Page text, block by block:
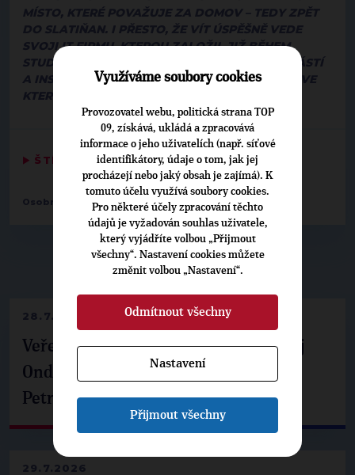
▶NEPŘEHLÉDNĚTE◀
28.7.2026
Veřejné finance, euro i školství. Matěj
Ondřej Havel jednal s prezidentem
Petrem Pavlem
29.7.2026
MÍSTO, KTERÉ POVAŽUJE ZA DOMOV – TEDY ZPĚT
DO SLATIŇAN. I PŘESTO, ŽE VÍT ÚSPĚŠNĚ VEDE
SVOJI IT FIRMU, KTEROU ZALOŽIL JIŽ BĚHEM
STUDIÍ, JE RODINNÝ ŽIVOT NEZBYTNOU SOUČÁSTÍ
A INSPIRACÍ V AKTIVNÍM BUDOVÁNÍ HODNOT, VE
KTERÉ SÁM PEVNĚ VĚŘÍ.
▶ ŠTÍTKY
Osobnosti: Vít Steklý
Využíváme soubory cookies
Provozovatel webu, politická strana TOP
09, získává, ukládá a zpracovává
informace o jeho uživatelích (např. síťové
identifikátory, údaje o tom, jak jej
procházejí nebo jaký obsah je zajímá). K
tomuto účelu využívá soubory cookies.
Pro některé účely zpracování těchto
údajů je vyžadován souhlas uživatele,
který vyjádříte volbou „Přijmout
všechny“. Nastavení cookies můžete
změnit volbou „Nastavení“.
Odmítnout všechny
Nastavení
Přijmout všechny